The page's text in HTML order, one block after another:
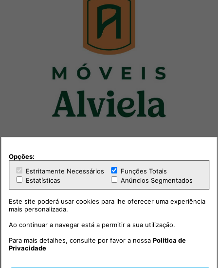
Outras notícias
Opções:
Estritamente Necessários
Funções Totais
Estatísticas
Anúncios Segmentados
Este site poderá usar cookies para lhe oferecer uma experiência
mais personalizada.
Ao continuar a navegar está a permitir a sua utilização.
Para mais detalhes, consulte por favor a nossaPolítica de
Privacidade